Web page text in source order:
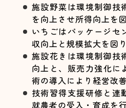
施設野菜は環境制御技
を向上させ所得向上を
いちごはパッケージセ
収向上と規模拡大を図り
施設花きは環境制御技
向上と、販売力強化に
術の導入により経営改
技術習得支援研修と連
就農者の受入・育成を